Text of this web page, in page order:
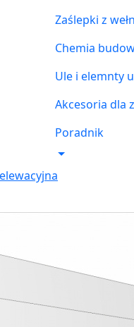
Zaślepki z
Chemia
Ule i elemnty
Akcesoria dla
Poradnik